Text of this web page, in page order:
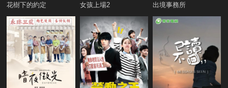
花樹下的約定 女孩上場2 出境事務所